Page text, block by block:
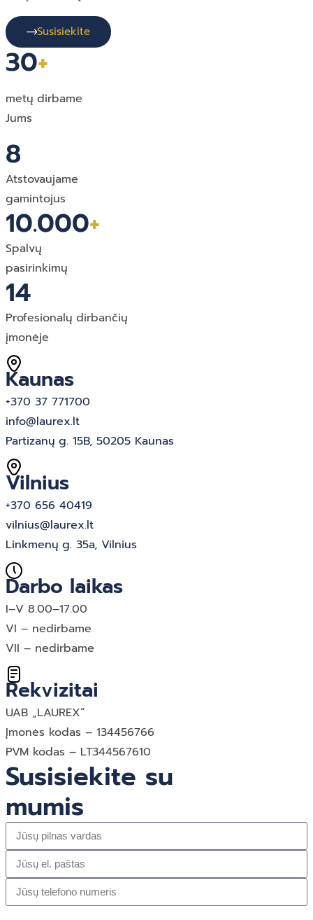
Susisiekite
30+
metų dirbame
Jums
8
Atstovaujame
gamintojus
10.000+
Spalvų
pasirinkimų
14
Profesionalų dirbančių
įmonėje
Kaunas
+370 37 771700
info@laurex.lt
Partizanų g. 15B, 50205 Kaunas
Vilnius
+370 656 40419
vilnius@laurex.lt
Linkmenų g. 35a, Vilnius
Darbo laikas
I–V 8.00–17.00
VI – nedirbame
VII – nedirbame
Rekvizitai
UAB „LAUREX“
Įmonės kodas – 134456766
PVM kodas – LT344567610
Susisiekite su
mumis